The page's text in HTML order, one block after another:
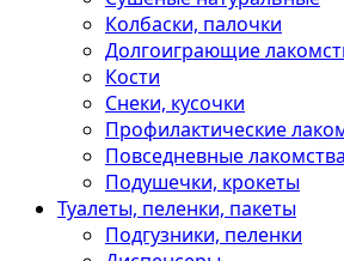
Колбаски, палочки
Долгоиграющие
Кости
Снеки, кусочки
Профилактические
Повседневные лакомства
Подушечки, крокеты
Туалеты, пеленки, пакеты
Подгузники, пеленки